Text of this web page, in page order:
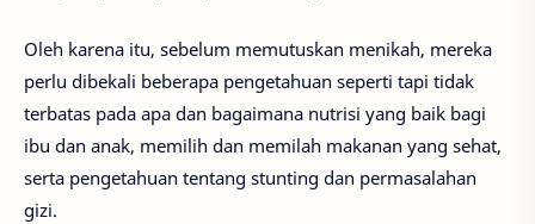
Oleh karena itu, sebelum memutuskan menikah, mereka
perlu dibekali beberapa pengetahuan seperti tapi tidak
terbatas pada apa dan bagaimana nutrisi yang baik bagi
ibu dan anak, memilih dan memilah makanan yang sehat,
serta pengetahuan tentang stunting dan permasalahan
gizi.